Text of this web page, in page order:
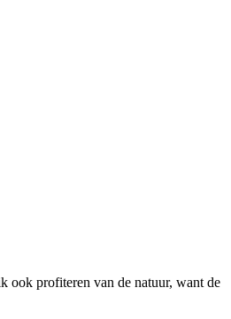
ook profiteren van de natuur, want de